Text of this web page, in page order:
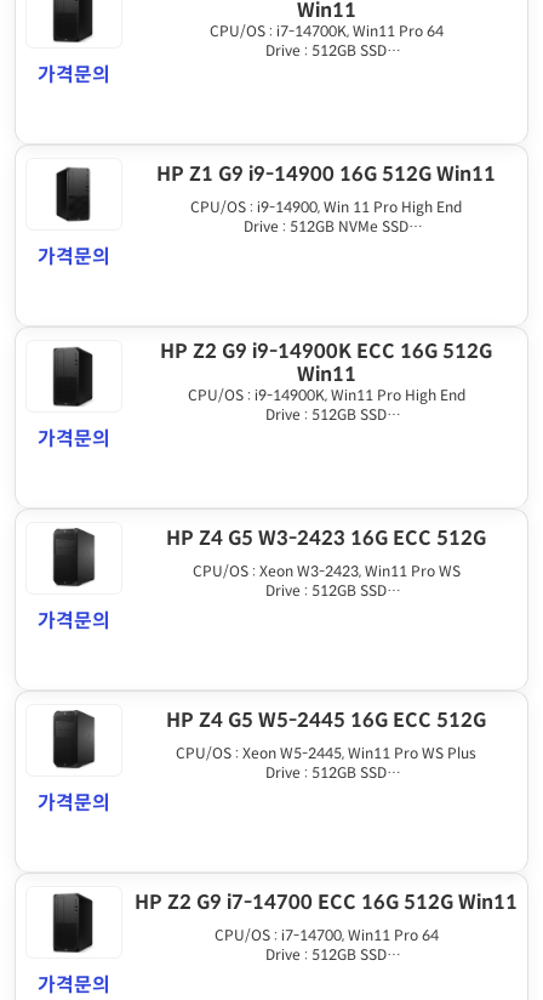
Win11
CPU/OS : i7-14700K, Win11 Pro 64
Drive : 512GB SSD
가격문의
HP Z1 G9 i9-14900 16G 512G Win11
CPU/OS : i9-14900, Win 11 Pro High End
Drive : 512GB NVMe SSD
가격문의
HP Z2 G9 i9-14900K ECC 16G 512G
Win11
CPU/OS : i9-14900K, Win11 Pro High End
Drive : 512GB SSD
가격문의
HP Z4 G5 W3-2423 16G ECC 512G
CPU/OS : Xeon W3-2423, Win11 Pro WS
Drive : 512GB SSD
가격문의
HP Z4 G5 W5-2445 16G ECC 512G
CPU/OS : Xeon W5-2445, Win11 Pro WS Plus
Drive : 512GB SSD
가격문의
HP Z2 G9 i7-14700 ECC 16G 512G Win11
CPU/OS : i7-14700, Win11 Pro 64
Drive : 512GB SSD
가격문의